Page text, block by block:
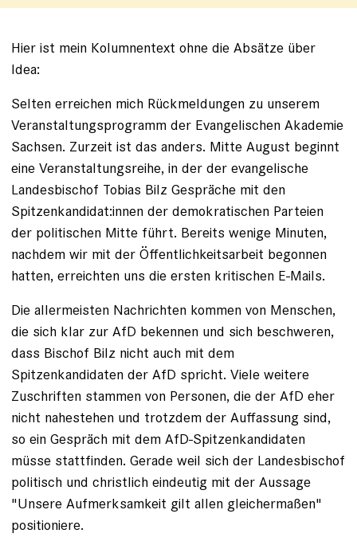
Hier ist mein Kolumnentext ohne die Absätze über
Idea:
Selten erreichen mich Rückmeldungen zu unserem
Veranstaltungsprogramm der Evangelischen Akademie
Sachsen. Zurzeit ist das anders. Mitte August beginnt
eine Veranstaltungsreihe, in der der evangelische
Landesbischof Tobias Bilz Gespräche mit den
Spitzenkandidat:innen der demokratischen Parteien
der politischen Mitte führt. Bereits wenige Minuten,
nachdem wir mit der Öffentlichkeitsarbeit begonnen
hatten, erreichten uns die ersten kritischen E-Mails.
Die allermeisten Nachrichten kommen von Menschen,
die sich klar zur AfD bekennen und sich beschweren,
dass Bischof Bilz nicht auch mit dem
Spitzenkandidaten der AfD spricht. Viele weitere
Zuschriften stammen von Personen, die der AfD eher
nicht nahestehen und trotzdem der Auffassung sind,
so ein Gespräch mit dem AfD-Spitzenkandidaten
müsse stattfinden. Gerade weil sich der Landesbischof
politisch und christlich eindeutig mit der Aussage
"Unsere Aufmerksamkeit gilt allen gleichermaßen"
positioniere.